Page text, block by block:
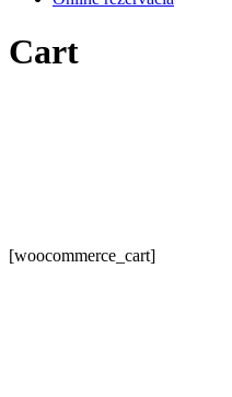
Cart
[woocommerce_cart]